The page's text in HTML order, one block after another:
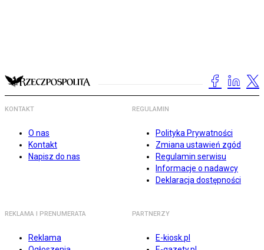
KONTAKT
O nas
Kontakt
Napisz do nas
REGULAMIN
Polityka Prywatności
Zmiana ustawień zgód
Regulamin serwisu
Informacje o nadawcy
Deklaracja dostępności
REKLAMA I PRENUMERATA
Reklama
PARTNERZY
E-kiosk.pl